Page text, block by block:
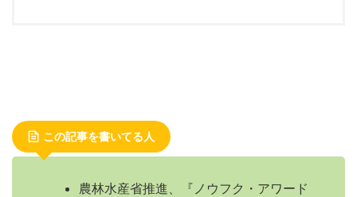
この記事を書いてる人
農林水産省推進、『ノウフク・アワード